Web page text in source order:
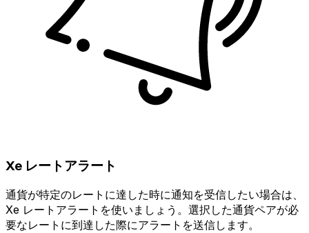
Xe レートアラート
通貨が特定のレートに達した時に通知を受信したい場合は、
Xe レートアラートを使いましょう。選択した通貨ペアが必
要なレートに到達した際にアラートを送信します。